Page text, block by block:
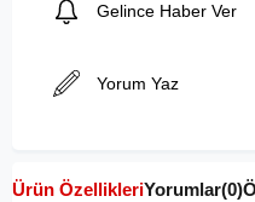
Gelince Haber Ver
Yorum Yaz
Ürün ÖzellikleriYorumlar(0)